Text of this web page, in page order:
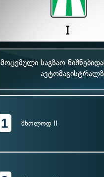
მოცემული საგზაო
1 მხოლოდ II